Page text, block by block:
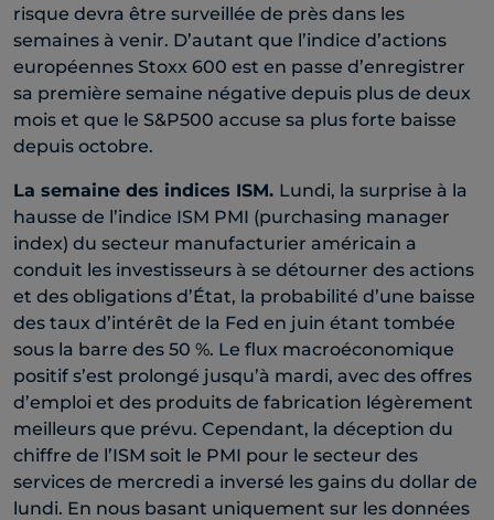
risque devra être surveillée de près dans les
semaines à venir. D’autant que l’indice d’actions
européennes Stoxx 600 est en passe d’enregistrer
sa première semaine négative depuis plus de deux
mois et que le S&P500 accuse sa plus forte baisse
depuis octobre.
La semaine des indices ISM. Lundi, la surprise à la
hausse de l’indice ISM PMI (purchasing manager
index) du secteur manufacturier américain a
conduit les investisseurs à se détourner des actions
et des obligations d’État, la probabilité d’une baisse
des taux d’intérêt de la Fed en juin étant tombée
sous la barre des 50 %. Le flux macroéconomique
positif s’est prolongé jusqu’à mardi, avec des offres
d’emploi et des produits de fabrication légèrement
meilleurs que prévu. Cependant, la déception du
chiffre de l’ISM soit le PMI pour le secteur des
services de mercredi a inversé les gains du dollar de
lundi. En nous basant uniquement sur les données